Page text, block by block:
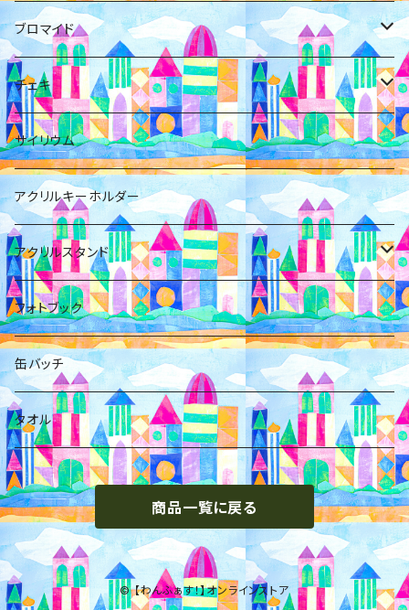
小日向麻衣
橋本ともか
福澤みすみ
岡橋咲奈
佐野初花
箱推し
花村紗海
藤宮くるみ
松田琉那
西野ゆずき
ブロマイド
小日向麻衣
福澤みすみ
佐野初花
橋本ともか
岡橋咲奈
箱
チェキ
福澤みすみ
サイリウム
アクリルキーホルダー
アクリルスタンド
小日向麻衣
フォトブック
缶バッチ
タオル
商品一覧に戻る
© 【わんふぁす！】オンラインストア